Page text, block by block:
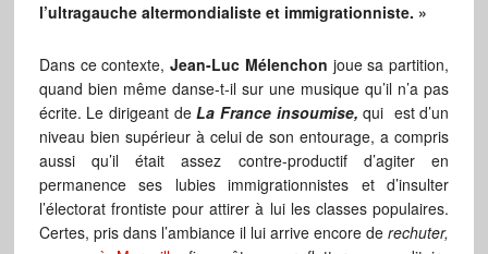
l’ultragauche altermondialiste et immigrationniste. »
Dans ce contexte,Jean-Luc Mélenchon joue sa partition,
quand bien même danse-t-il sur une musique qu’il n’a pas
écrite. Le dirigeant deLa France insoumise, qui est d’un
niveau bien supérieur à celui de son entourage, a compris
aussi qu’il était assez contre-productif d’agiter en
permanence ses lubies immigrationnistes et d’insulter
l’électorat frontiste pour attirer à lui les classes populaires.
Certes, pris dans l’ambiance il lui arrive encore derechuter,